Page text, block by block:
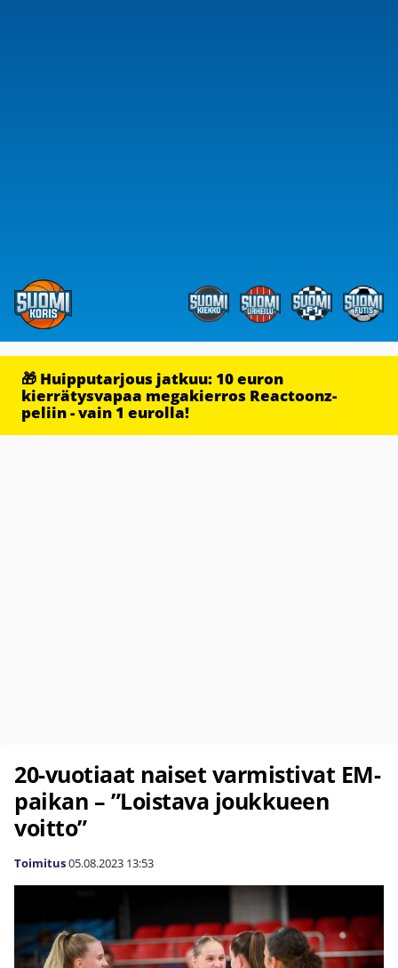
🎁 Huipputarjous jatkuu: 10 euron
kierrätysvapaa megakierros Reactoonz-
peliin - vain 1 eurolla!
20-vuotiaat naiset varmistivat EM-
paikan – ”Loistava joukkueen
voitto”
Toimitus05.08.2023 13:53